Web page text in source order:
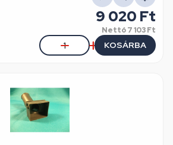
9 020 Ft
Nettó7 103 Ft
KOSÁRBA